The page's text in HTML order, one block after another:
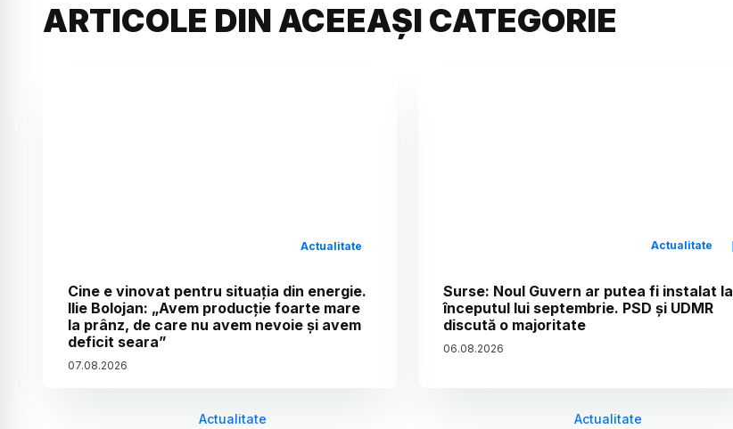
ARTICOLE DIN ACEEAȘI CATEGORIE
Actualitate
Cine e vinovat pentru situația din energie.
Ilie Bolojan: „Avem producție foarte mare
la prânz, de care nu avem nevoie și avem
deficit seara”
07.08.2026
Actualitate
Surse: Noul Guvern ar putea fi instalat la
începutul lui septembrie. PSD și UDMR
discută o majoritate
06.08.2026
Actualitate Actualitate